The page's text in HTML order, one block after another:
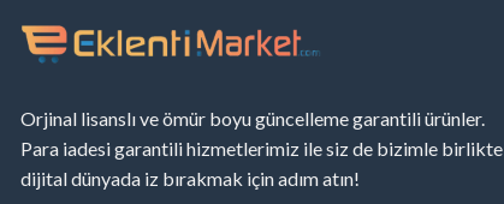
Orjinal lisanslı ve ömür boyu güncelleme garantili ürünler.
Para iadesi garantili hizmetlerimiz ile siz de bizimle birlikte
dijital dünyada iz bırakmak için adım atın!